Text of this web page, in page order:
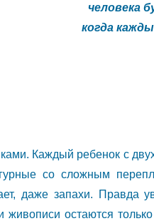
человека
когда
Каждый ребенок с
со сложным
даже запахи. Правда
остаются